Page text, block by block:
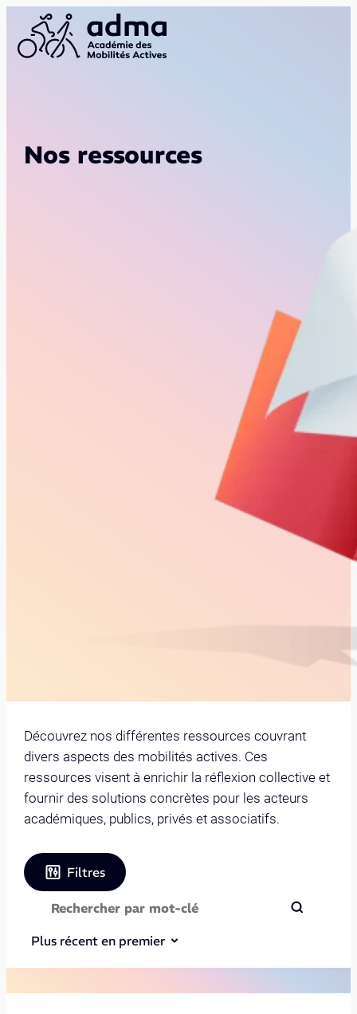
Nos ressources
Découvrez nos différentes ressources couvrant
divers aspects des mobilités actives. Ces
ressources visent à enrichir la réflexion collective et
fournir des solutions concrètes pour les acteurs
académiques, publics, privés et associatifs.
Filtres
Plus récent en premier